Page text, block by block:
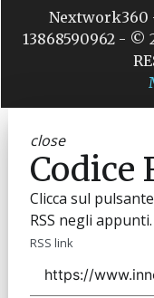
Nextwork360
13868590962 - ©
close
Codice
Clicca sul
RSS negli appunti.
RSS link